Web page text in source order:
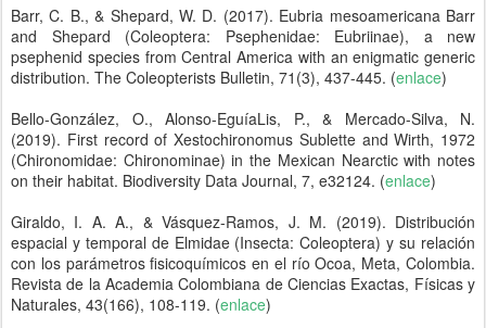
Barr, C. B., & Shepard, W. D. (2017). Eubria mesoamericana Barr
and Shepard (Coleoptera: Psephenidae: Eubriinae), a new
psephenid species from Central America with an enigmatic generic
distribution. The Coleopterists Bulletin, 71(3), 437-445. (enlace)
Bello-González, O., Alonso-EguíaLis, P., & Mercado-Silva, N.
(2019). First record of Xestochironomus Sublette and Wirth, 1972
(Chironomidae: Chironominae) in the Mexican Nearctic with notes
on their habitat. Biodiversity Data Journal, 7, e32124. (enlace)
Giraldo, I. A. A., & Vásquez-Ramos, J. M. (2019). Distribución
espacial y temporal de Elmidae (Insecta: Coleoptera) y su relación
con los parámetros fisicoquímicos en el río Ocoa, Meta, Colombia.
Revista de la Academia Colombiana de Ciencias Exactas, Físicas y
Naturales, 43(166), 108-119. (enlace)